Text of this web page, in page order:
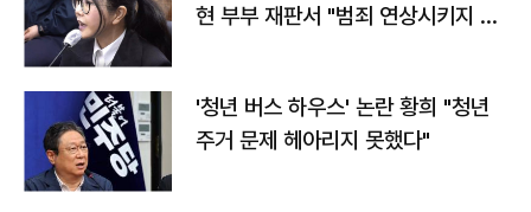
현 부부 재판서 "범죄 연상시키지 말
'청년 버스 하우스' 논란 황희 "청년
주거 문제 헤아리지 못했다"